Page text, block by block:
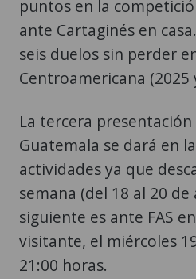
puntos en la
ante Cartaginés en
seis duelos sin perder
Centroamericana (2025
La tercera
Guatemala se dará en
actividades ya que
semana (del 18 al 20
siguiente es ante FAS
visitante, el miércoles
21:00 horas.